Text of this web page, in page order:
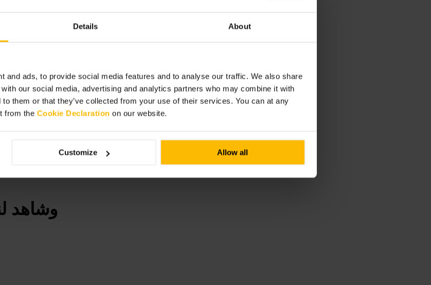
Details About
and ads, to provide social media features and to analyse our traffic. We also share
our social media, advertising and analytics partners who may combine it with
to them or that they’ve collected from your use of their services. You can at any
from the Cookie Declaration on our website.
Customize Allow all
المعالم